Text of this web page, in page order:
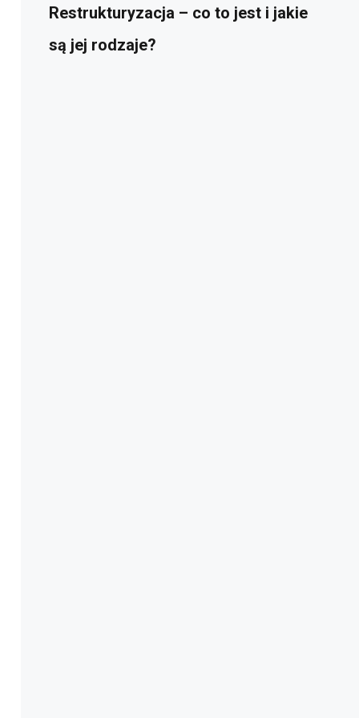
Restrukturyzacja – co to jest i jakie
są jej rodzaje?